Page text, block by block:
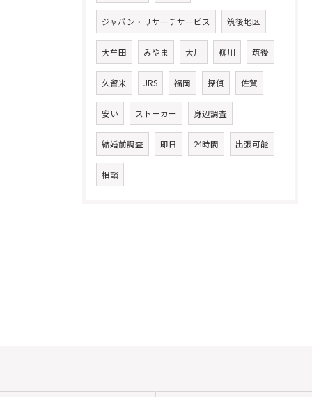
ジャパン・リサーチサービス 筑後地区
大牟田 みやま 大川 柳川 筑後
久留米 JRS 福岡 探偵 佐賀
安い ストーカー 身辺調査
結婚前調査 即日 24時間 出張可能
相談